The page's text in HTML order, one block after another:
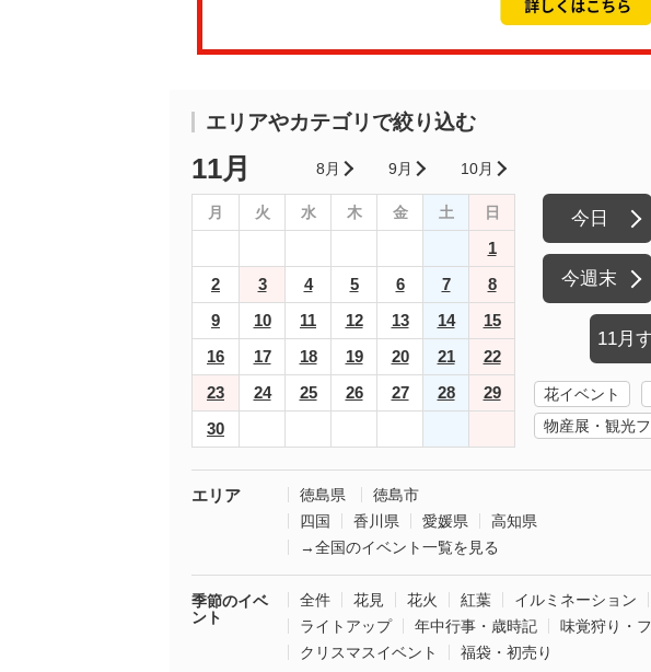
エリアやカテゴリで絞り込む
11月 8月 9月 10月
月 火 水 木 金 土 日
1
2
3 4 5 6 7
8
9
10 11 12 13 14
15
16
17 18 19 20 21
22
23
24 25 26 27 28
29
30
今日
今週末
11月
花イベント
物産展・観光
エリア 徳島県
徳島市
四国
香川県 愛媛県
高知県
→全国のイベント一覧を見る
季節のイベ
ント
全件 花見 花火 紅葉 イルミネーション
ライトアップ
年中行事・歳時記
味覚狩り・
クリスマスイベント
福袋・初売り